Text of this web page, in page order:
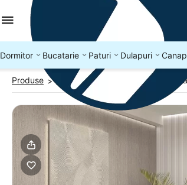
Dormitor Bucatarie Paturi Dulapuri
Produse > > Dormitor complet cu